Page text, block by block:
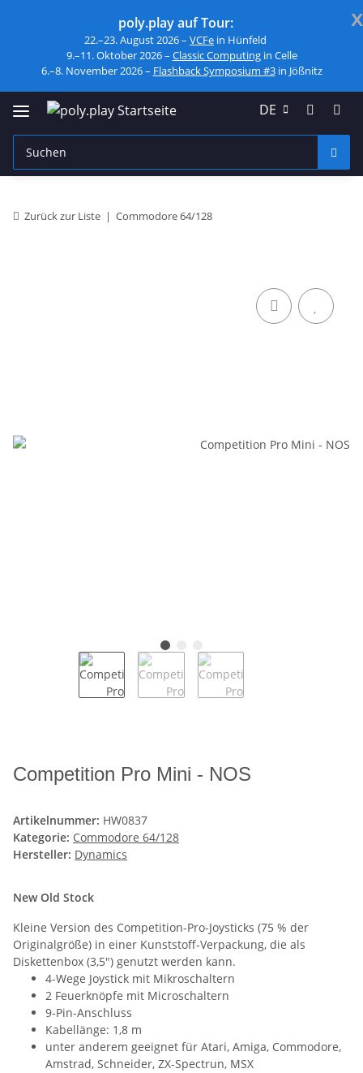
x
poly.play auf Tour:
22.–23. August 2026 – VCFe in Hünfeld
9.–11. Oktober 2026 – Classic Computingin Celle
6.–8. November 2026 – Flashback Symposium #3in Jößnitz
DE
Zurück zur Liste Commodore 64/128
Competition Pro Mini - NOS
Artikelnummer: HW0837
Kategorie: Commodore 64/128
Hersteller: Dynamics
New Old Stock
Kleine Version des Competition-Pro-Joysticks (75 % der
Originalgröße) in einer Kunststoff-Verpackung, die als
Diskettenbox (3,5") genutzt werden kann.
4-Wege Joystick mit Mikroschaltern
2 Feuerknöpfe mit Microschaltern
9-Pin-Anschluss
Kabellänge: 1,8 m
unter anderem geeignet für Atari, Amiga, Commodore,
Amstrad, Schneider, ZX-Spectrun, MSX